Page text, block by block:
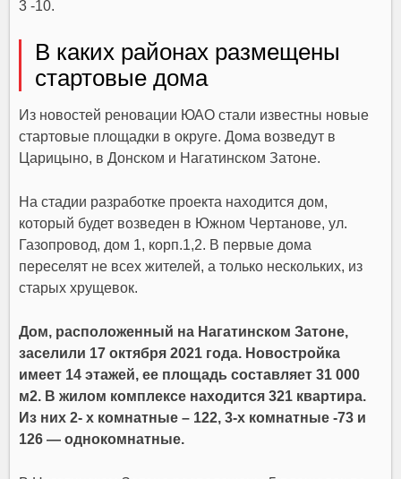
3 -10.
В каких районах размещены
стартовые дома
Из новостей реновации ЮАО стали известны новые
стартовые площадки в округе. Дома возведут в
Царицыно, в Донском и Нагатинском Затоне.
На стадии разработке проекта находится дом,
который будет возведен в Южном Чертанове, ул.
Газопровод, дом 1, корп.1,2. В первые дома
переселят не всех жителей, а только нескольких, из
старых хрущевок.
Дом, расположенный на Нагатинском Затоне,
заселили 17 октября 2021 года. Новостройка
имеет 14 этажей, ее площадь составляет 31 000
м2. В жилом комплексе находится 321 квартира.
Из них 2- х комнатные – 122, 3-х комнатные -73 и
126 — однокомнатные.